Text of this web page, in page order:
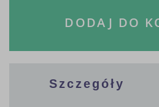
DODAJ DO
Szczegóły